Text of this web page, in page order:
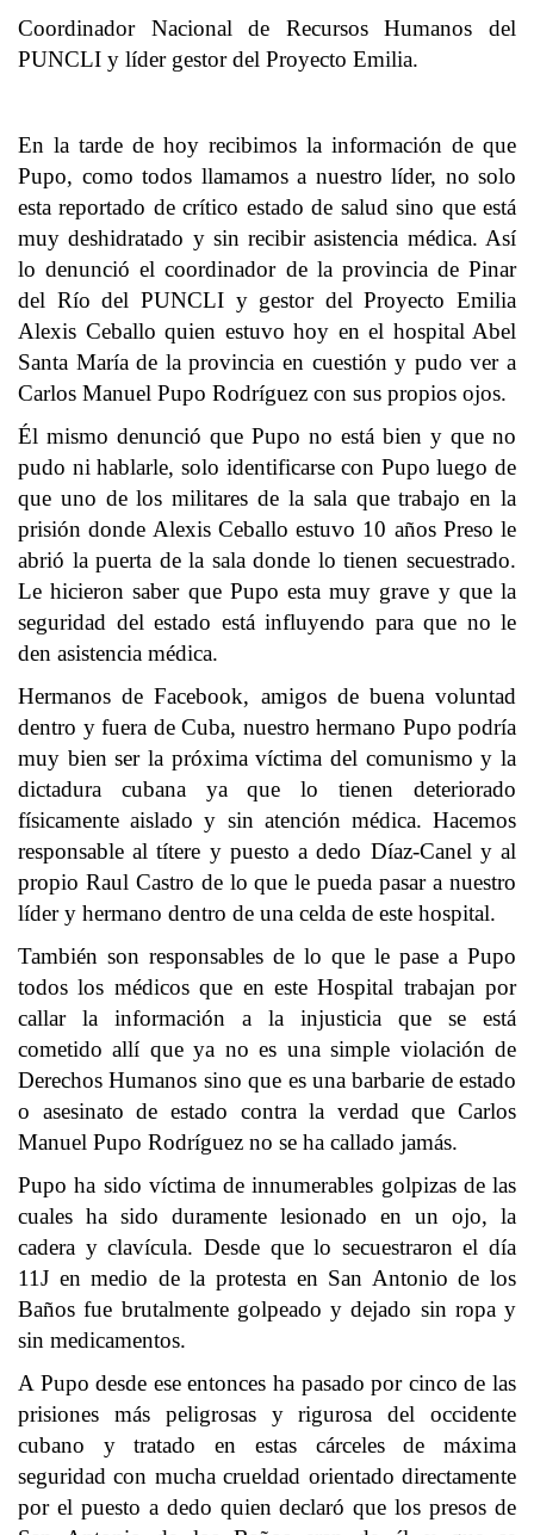
Coordinador Nacional de Recursos Humanos del
PUNCLI y líder gestor del Proyecto Emilia.
En la tarde de hoy recibimos la información de que
Pupo, como todos llamamos a nuestro líder, no solo
esta reportado de crítico estado de salud sino que está
muy deshidratado y sin recibir asistencia médica. Así
lo denunció el coordinador de la provincia de Pinar
del Río del PUNCLI y gestor del Proyecto Emilia
Alexis Ceballo quien estuvo hoy en el hospital Abel
Santa María de la provincia en cuestión y pudo ver a
Carlos Manuel Pupo Rodríguez con sus propios ojos.
Él mismo denunció que Pupo no está bien y que no
pudo ni hablarle, solo identificarse con Pupo luego de
que uno de los militares de la sala que trabajo en la
prisión donde Alexis Ceballo estuvo 10 años Preso le
abrió la puerta de la sala donde lo tienen secuestrado.
Le hicieron saber que Pupo esta muy grave y que la
seguridad del estado está influyendo para que no le
den asistencia médica.
Hermanos de Facebook, amigos de buena voluntad
dentro y fuera de Cuba, nuestro hermano Pupo podría
muy bien ser la próxima víctima del comunismo y la
dictadura cubana ya que lo tienen deteriorado
físicamente aislado y sin atención médica. Hacemos
responsable al títere y puesto a dedo Díaz-Canel y al
propio Raul Castro de lo que le pueda pasar a nuestro
líder y hermano dentro de una celda de este hospital.
También son responsables de lo que le pase a Pupo
todos los médicos que en este Hospital trabajan por
callar la información a la injusticia que se está
cometido allí que ya no es una simple violación de
Derechos Humanos sino que es una barbarie de estado
o asesinato de estado contra la verdad que Carlos
Manuel Pupo Rodríguez no se ha callado jamás.
Pupo ha sido víctima de innumerables golpizas de las
cuales ha sido duramente lesionado en un ojo, la
cadera y clavícula. Desde que lo secuestraron el día
11J en medio de la protesta en San Antonio de los
Baños fue brutalmente golpeado y dejado sin ropa y
sin medicamentos.
A Pupo desde ese entonces ha pasado por cinco de las
prisiones más peligrosas y rigurosa del occidente
cubano y tratado en estas cárceles de máxima
seguridad con mucha crueldad orientado directamente
por el puesto a dedo quien declaró que los presos de